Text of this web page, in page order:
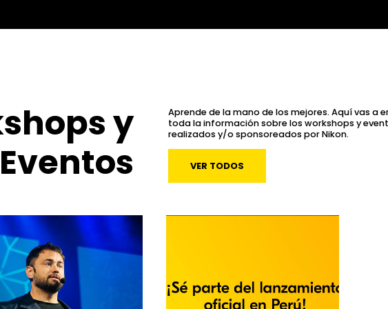
y
Eventos
Aprende de la mano de los mejores. Aquí vas a
toda la información sobre los workshops y
realizados y/o sponsoreados por Nikon.
VER TODOS